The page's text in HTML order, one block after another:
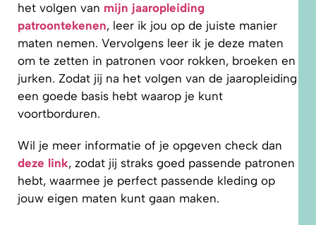
het volgen van mijn jaaropleiding
patroontekenen, leer ik jou op de juiste manier
maten nemen. Vervolgens leer ik je deze maten
om te zetten in patronen voor rokken, broeken en
jurken. Zodat jij na het volgen van de jaaropleiding
een goede basis hebt waarop je kunt
voortborduren.
Wil je meer informatie of je opgeven check dan
deze link, zodat jij straks goed passende patronen
hebt, waarmee je perfect passende kleding op
jouw eigen maten kunt gaan maken.